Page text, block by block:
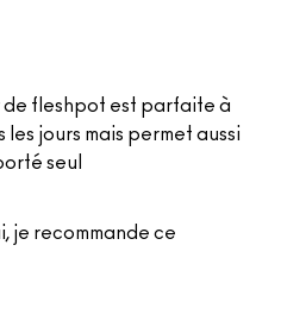
de fleshpot est parfaite à
jours mais permet aussi
seul
je recommande ce